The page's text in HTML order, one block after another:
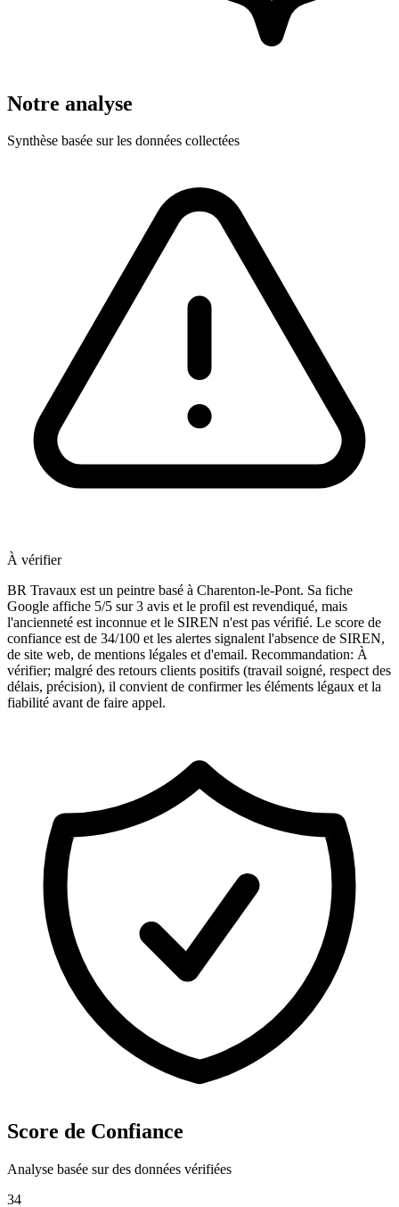
Notre analyse
Synthèse basée sur les données collectées
À vérifier
BR Travaux est un peintre basé à Charenton-le-Pont. Sa fiche
Google affiche 5/5 sur 3 avis et le profil est revendiqué, mais
l'ancienneté est inconnue et le SIREN n'est pas vérifié. Le score de
confiance est de 34/100 et les alertes signalent l'absence de SIREN,
de site web, de mentions légales et d'email. Recommandation: À
vérifier; malgré des retours clients positifs (travail soigné, respect des
délais, précision), il convient de confirmer les éléments légaux et la
fiabilité avant de faire appel.
Score de Confiance
Analyse basée sur des données vérifiées
34